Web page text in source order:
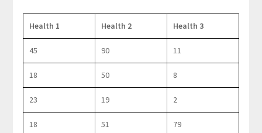
Health 1 Health 2 Health 3
45 90 11
18 50 8
23 19 2
18 51 79